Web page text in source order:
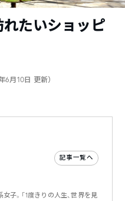
たいショッピ
6月10日 更新）
記事一覧へ
子。「1度きりの人生、世界を見